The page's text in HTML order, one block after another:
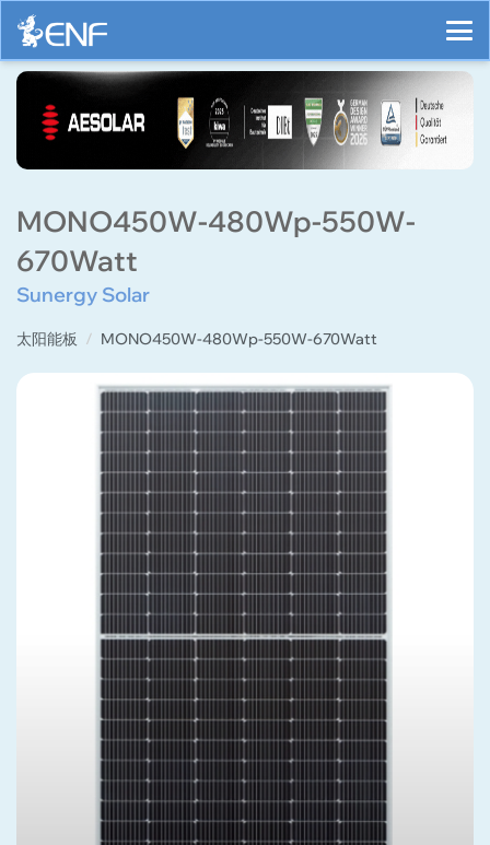
MONO450W-480Wp-550W-
670Watt
Sunergy Solar
太阳能板 MONO450W-480Wp-550W-670Watt